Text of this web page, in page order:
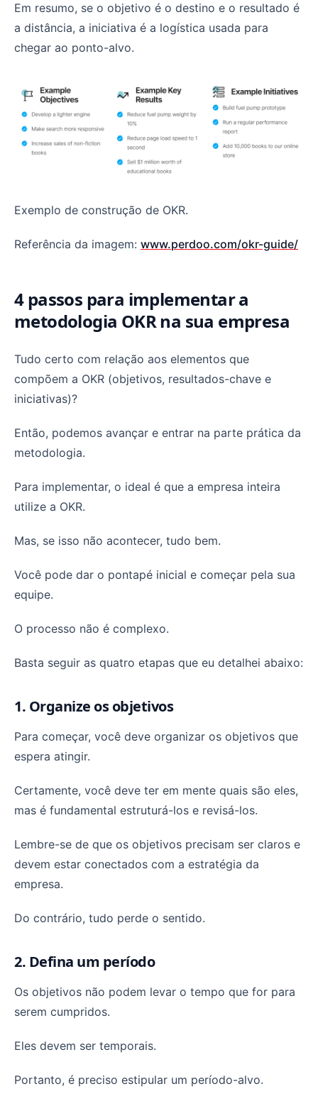
Em resumo, se o objetivo é o destino e o resultado é
a distância, a iniciativa é a logística usada para
chegar ao ponto-alvo.
Exemplo de construção de OKR.
Referência da imagem: www.perdoo.com/okr-guide/
4 passos para implementar a
metodologia OKR na sua empresa
Tudo certo com relação aos elementos que
compõem a OKR (objetivos, resultados-chave e
iniciativas)?
Então, podemos avançar e entrar na parte prática da
metodologia.
Para implementar, o ideal é que a empresa inteira
utilize a OKR.
Mas, se isso não acontecer, tudo bem.
Você pode dar o pontapé inicial e começar pela sua
equipe.
O processo não é complexo.
Basta seguir as quatro etapas que eu detalhei abaixo:
1. Organize os objetivos
Para começar, você deve organizar os objetivos que
espera atingir.
Certamente, você deve ter em mente quais são eles,
mas é fundamental estruturá-los e revisá-los.
Lembre-se de que os objetivos precisam ser claros e
devem estar conectados com a estratégia da
empresa.
Do contrário, tudo perde o sentido.
2. Defina um período
Os objetivos não podem levar o tempo que for para
serem cumpridos.
Eles devem ser temporais.
Portanto, é preciso estipular um período-alvo.